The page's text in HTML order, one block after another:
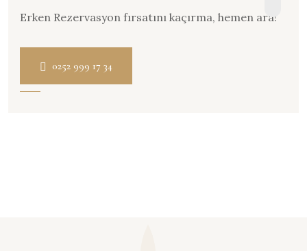
Erken Rezervasyon fırsatını kaçırma, hemen ara!
0252 999 17 34